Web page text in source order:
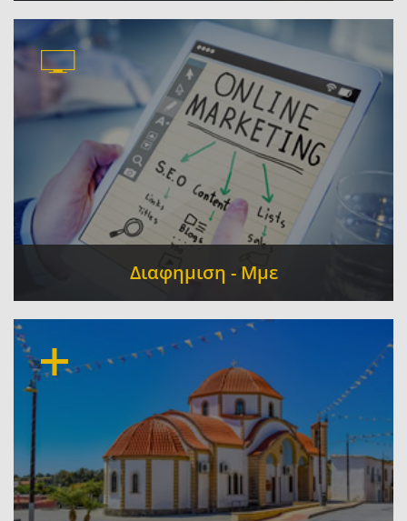
Ηλεκτρονικοί Υπολογιστές - Πληροφορική -
Επισκευή - Εμπορία - Αναλώσιμα-Συστήματα
Ασφαλείας
Κινητή τηλεφωνία - Gagdets -
Ακουστικά
Δορυφορικά Συστήματα-
Αυτοματισμοί
Διαφημιση - Μμε
Γραφικές Τέχνες - Εκτυπώσεις-Επιγραφές-
Ραδιοφωνικοί Σταθμοί -
Εταιρίες - Βιντεοσκοπήσεις - Φωτογραφίσεις